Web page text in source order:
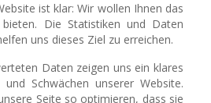
ist klar: Wir wollen Ihnen das
Die Statistiken und Daten
uns dieses Ziel zu erreichen.
Daten zeigen uns ein klares
Schwächen unserer Website.
Seite so optimieren, dass sie